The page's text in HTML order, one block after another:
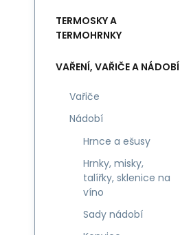
TERMOSKY A
TERMOHRNKY
VAŘENÍ, VAŘIČE A NÁDOBÍ
Vařiče
Nádobí
Hrnce a ešusy
Hrnky, misky,
talířky, sklenice na
víno
Sady nádobí